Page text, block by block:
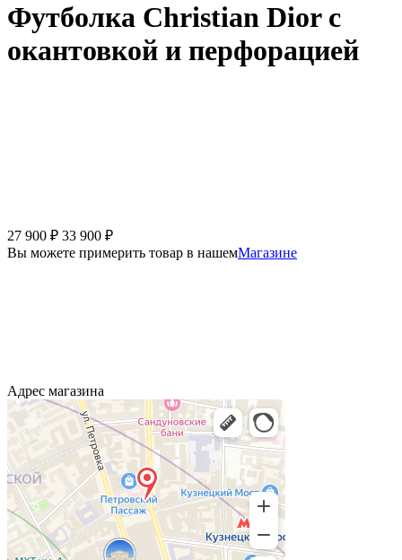
Футболка Christian Dior с
окантовкой и перфорацией
27 900 ₽ 33 900 ₽
Вы можете примерить товар в нашемМагазине
Адрес магазина